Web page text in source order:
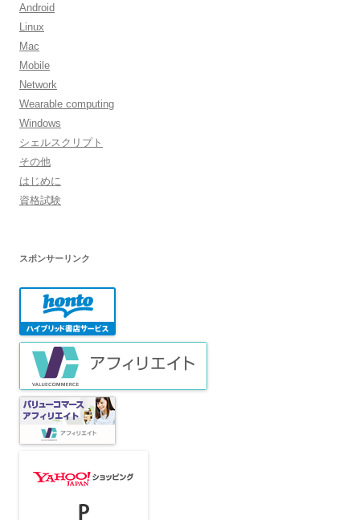
Android
Linux
Mac
Mobile
Network
Wearable computing
Windows
シェルスクリプト
その他
はじめに
資格試験
スポンサーリンク